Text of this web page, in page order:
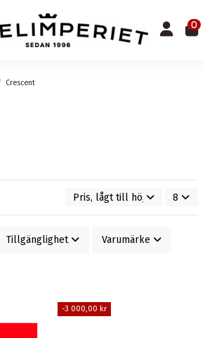
0
Crescent
Pris, lågt till högt 8
Tillgänglighet Varumärke
-3 000,00 kr